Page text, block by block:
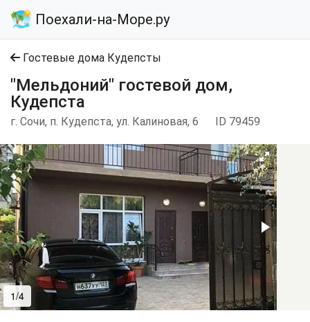
Поехали-на-Море.ру
Гостевые дома Кудепсты
"Мельдоний" гостевой дом,
Кудепста
г. Сочи, п. Кудепста, ул. Калиновая, 6 ID 79459
1/4